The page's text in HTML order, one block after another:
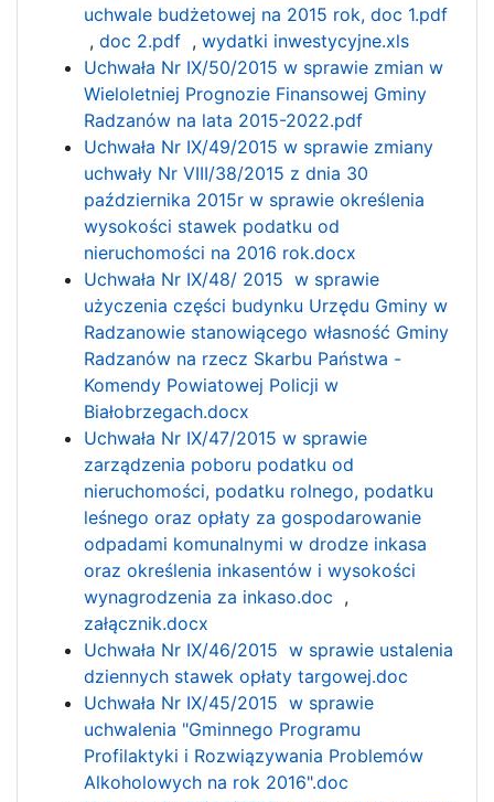
uchwale budżetowej na 2015 rok, doc 1.pdf
, doc 2.pdf , wydatki inwestycyjne.xls
Uchwała Nr IX/50/2015 w sprawie zmian w
Wieloletniej Prognozie Finansowej Gminy
Radzanów na lata 2015-2022.pdf
Uchwała Nr IX/49/2015 w sprawie zmiany
uchwały Nr VIII/38/2015 z dnia 30
października 2015r w sprawie określenia
wysokości stawek podatku od
nieruchomości na 2016 rok.docx
Uchwała Nr IX/48/ 2015 w sprawie
użyczenia części budynku Urzędu Gminy w
Radzanowie stanowiącego własność Gminy
Radzanów na rzecz Skarbu Państwa -
Komendy Powiatowej Policji w
Białobrzegach.docx
Uchwała Nr IX/47/2015 w sprawie
zarządzenia poboru podatku od
nieruchomości, podatku rolnego, podatku
leśnego oraz opłaty za gospodarowanie
odpadami komunalnymi w drodze inkasa
oraz określenia inkasentów i wysokości
wynagrodzenia za inkaso.doc ,
załącznik.docx
Uchwała Nr IX/46/2015 w sprawie ustalenia
dziennych stawek opłaty targowej.doc
Uchwała Nr IX/45/2015 w sprawie
uchwalenia "Gminnego Programu
Profilaktyki i Rozwiązywania Problemów
Alkoholowych na rok 2016".doc